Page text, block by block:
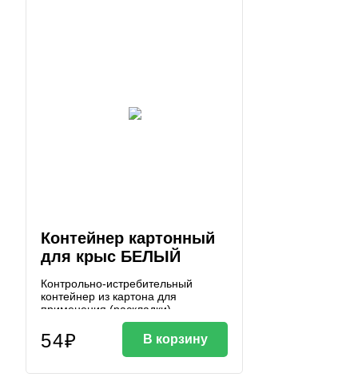
Контейнер картонный
для крыс БЕЛЫЙ
Контрольно-истребительный
контейнер из картона для
применения (раскладки)
родентицидов для истребления
мышей, поставляется в
разобранном виде, размер
собранного контейнера 55*55*150
мм
54₽ В корзину